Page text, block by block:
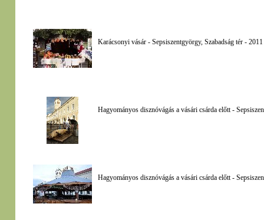
Karácsonyi vásár - Sepsiszentgyörgy, Szabadság tér -
Hagyományos disznóvágás a vásári csárda előtt -
Hagyományos disznóvágás a vásári csárda előtt -